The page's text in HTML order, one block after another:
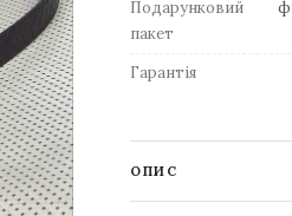
Подарунковий
пакет
Гарантія
ОПИС